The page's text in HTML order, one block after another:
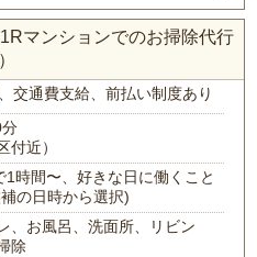
マンションでのお掃除代行
、交通費支給、前払い制度あり
付近）
時間〜、好きな日に働くこと
の日時から選択)
、お風呂、洗面所、リビン
除